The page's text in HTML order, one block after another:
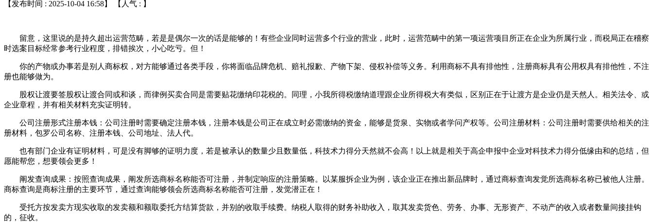
【发布时间 : 2025-10-04 16:58】 【人气 : 】
留意，这里说的是持久超出运营范畴，若是是偶尔一次的话是能够的！有些企业同时运营多个行业的营业，此时，运营范畴中的第一项运营项目所正在企业为所属行业，而税局正在稽察
时选案目标经常参考行业程度，排错挨次，小心吃亏。但！
你的产物或办事若是别人商标权，对方能够通过各类手段，你将面临品牌危机、赔礼报歉、产物下架、侵权补偿等义务。利用商标不具有排他性，注册商标具有公用权具有排他性，不注
册也能够做为。
股权让渡要签股权让渡合同或和谈，而律例买卖合同是需要贴花缴纳印花税的。同理，小我所得税缴纳道理跟企业所得税大有类似，区别正在于让渡方是企业仍是天然人。相关法令、或
企业章程，并有相关材料充实证明转。
公司注册形式注册本钱：公司注册时需要确定注册本钱，注册本钱是公司正在成立时必需缴纳的资金，能够是货泉、实物或者学问产权等。公司注册材料：公司注册时需要供给相关的注
册材料，包罗公司名称、注册本钱、公司地址、法人代。
也有部门企业有证明材料，可是没有脚够的证明力度，若是被承认的数量少且数量低，科技术力得分天然就不会高！以上就是相关于高企申报中企业对科技术力得分低缘由和的总结，但
愿能帮您，想要领会更多！
阐发查询成果：按照查询成果，阐发所选商标名称能否可注册，并制定响应的注册策略。以某服拆企业为例，该企业正在推出新品牌时，通过商标查询发觉所选商标名称已被他人注册。
商标查询是商标注册的主要环节，通过查询能够领会所选商标名称能否可注册，发觉潜正在！
受托方按发卖方现实收取的发卖额和额取委托方结算货款，并别的收取手续费。纳税人取得的财务补助收入，取其发卖货色、劳务、办事、无形资产、不动产的收入或者数量间接挂钩
的，征收。